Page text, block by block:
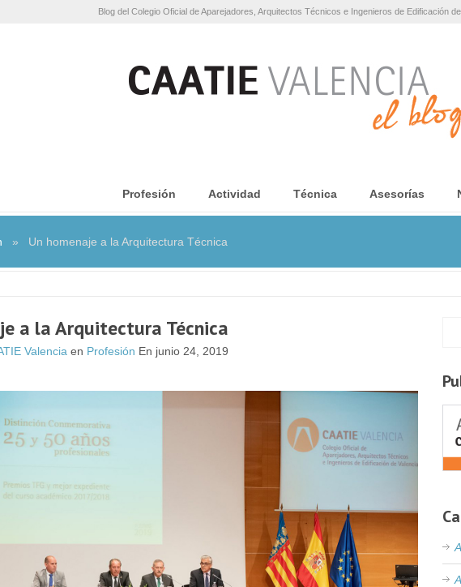
Blog del Colegio Oficial de Aparejadores, Arquitectos Técnicos e Ingenieros de Edificación
Profesión Actividad Técnica Asesorías
» Un homenaje a la Arquitectura Técnica
a la Arquitectura Técnica
Valencia en Profesión En junio 24, 2019